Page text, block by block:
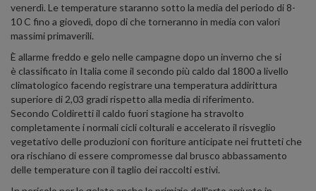
venerdì. Le temperature staranno sotto la media del periodo di 8-
10 C fino a giovedì, dopo di che torneranno in media con valori
massimi primaverili.
È allarme freddo e gelo nelle campagne dopo un inverno che si
è classificato in Italia come il secondo più caldo dal 1800 a livello
climatologico facendo registrare una temperatura addirittura
superiore di 2,03 gradi rispetto alla media di riferimento.
Secondo Coldiretti il caldo fuori stagione ha stravolto
completamente i normali cicli colturali e accelerato il risveglio
vegetativo delle produzioni con fioriture anticipate nei frutteti che
ora rischiano di essere compromesse dal brusco abbassamento
delle temperature con il taglio dei raccolti estivi.